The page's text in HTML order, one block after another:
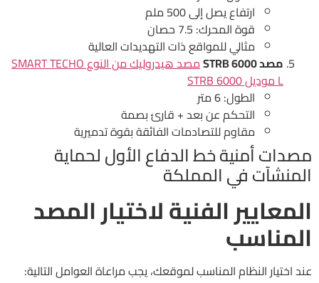
ارتفاع يصل إلى 500 ملم
قوة المحرك: 7.5 حصان
مثالي للمواقع ذات التهديدات العالية
مصد STRB 6000
مصد هيدروليك من النوع SMART TECHO
L موديل STRB 6000
الطول: 6 متر
التحكم عن بعد + قارئ بصمة
مقاوم للتصادمات الفائقة بقوة تدميرية
مصدات أمنية خط الدفاع الأول لحماية
المنشآت في المملكة
المعايير الفنية لاختيار المصد
المناسب
عند اختيار النظام المناسب لموقعك، يجب مراعاة العوامل التالية: